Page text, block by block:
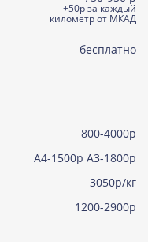
+50р за каждый
километр от МКАД
бесплатно
800-4000р
А4-1500р А3-1800р
3050р/кг
1200-2900р